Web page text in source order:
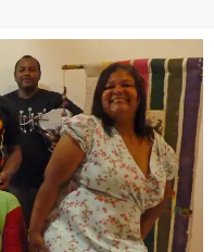
Definidas as 12 finalistas do concurso Rainha do Pedro Leopoldo Rodeio Show 2026